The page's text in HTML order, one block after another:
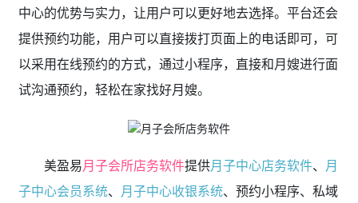
中心的优势与实力，让用户可以更好地去选择。平台还会
提供预约功能，用户可以直接拨打页面上的电话即可，可
以采用在线预约的方式，通过小程序，直接和月嫂进行面
试沟通预约，轻松在家找好月嫂。
美盈易月子会所店务软件提供月子中心店务软件、 月
子中心会员系统、 月子中心收银系统、预约小程序、私域